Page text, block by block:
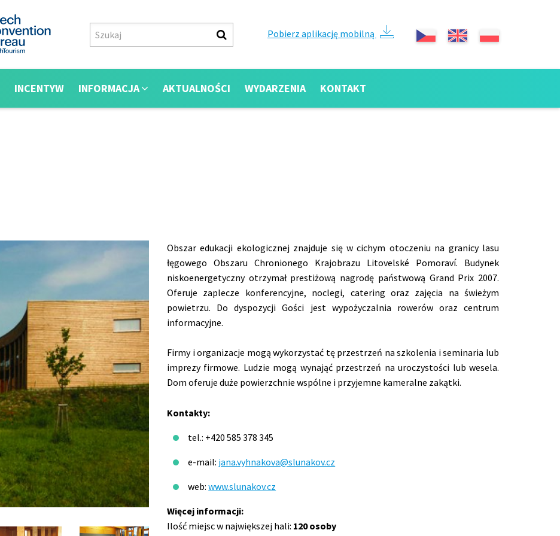
Pobierz aplikację mobilną
INCENTYW INFORMACJA AKTUALNOŚCI WYDARZENIA KONTAKT
Obszar edukacji ekologicznej znajduje się w cichym otoczeniu na granicy lasu
łęgowego Obszaru Chronionego Krajobrazu Litovelské Pomoraví. Budynek
niskoenergetyczny otrzymał prestiżową nagrodę państwową Grand Prix 2007.
Oferuje zaplecze konferencyjne, noclegi, catering oraz zajęcia na świeżym
powietrzu. Do dyspozycji Gości jest wypożyczalnia rowerów oraz centrum
informacyjne.
Firmy i organizacje mogą wykorzystać tę przestrzeń na szkolenia i seminaria lub
imprezy firmowe. Ludzie mogą wynająć przestrzeń na uroczystości lub wesela.
Dom oferuje duże powierzchnie wspólne i przyjemne kameralne zakątki.
Kontakty:
tel.: +420 585 378 345
e-mail: jana.vyhnakova@slunakov.cz
web:www.slunakov.cz
Więcej informacji:
Ilość miejsc w największej hali: 120 osoby